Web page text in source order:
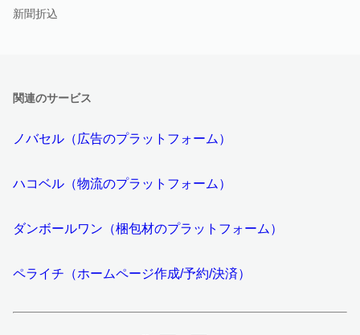
新聞折込
関連のサービス
ノバセル（広告のプラットフォーム）
ハコベル（物流のプラットフォーム）
ダンボールワン（梱包材のプラットフォーム）
ペライチ（ホームページ作成/予約/決済）